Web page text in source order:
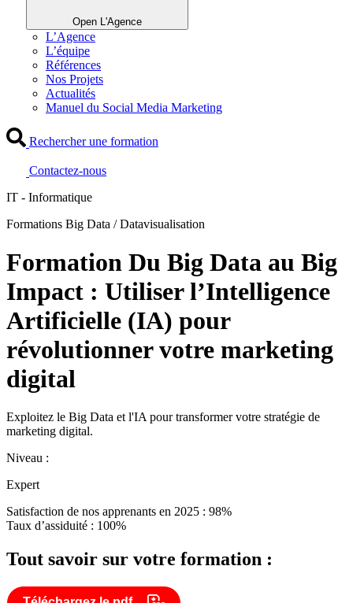
Open L'Agence
L’Agence
L’équipe
Références
Nos Projets
Actualités
Manuel du Social Media Marketing
Rechercher une formation
Contactez-nous
IT - Informatique
Formations Big Data / Datavisualisation
Formation Du Big Data au Big
Impact : Utiliser l’Intelligence
Artificielle (IA) pour
révolutionner votre marketing
digital
Exploitez le Big Data et l'IA pour transformer votre stratégie de
marketing digital.
Niveau :
Expert
Satisfaction de nos apprenants en 2025 : 98%
Taux d’assiduité : 100%
Tout savoir sur votre formation :